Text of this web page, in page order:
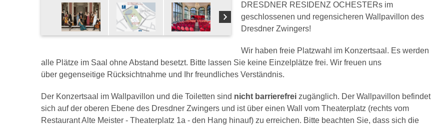
DRESDNER RESIDENZ OCHESTERs im
geschlossenen und regensicheren Wallpavillon des
Dresdner Zwingers!
Wir haben freie Platzwahl im Konzertsaal. Es werden
alle Plätze im Saal ohne Abstand besetzt. Bitte lassen Sie keine Einzelplätze frei. Wir freuen uns
über gegenseitige Rücksichtnahme und Ihr freundliches Verständnis.
Der Konzertsaal im Wallpavillon und die Toiletten sind nicht barrierefrei zugänglich. Der Wallpavillon befindet
sich auf der oberen Ebene des Dresdner Zwingers und ist über einen Wall vom Theaterplatz (rechts vom
Restaurant Alte Meister - Theaterplatz 1a - den Hang hinauf) zu erreichen. Bitte beachten Sie, dass sich die